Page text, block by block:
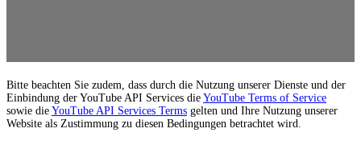
Bitte beachten Sie zudem, dass durch die Nutzung unserer Dienste und der
Einbindung der YouTube API Services die YouTube Terms of Service
sowie die YouTube API Services Terms gelten und Ihre Nutzung unserer
Website als Zustimmung zu diesen Bedingungen betrachtet wird.